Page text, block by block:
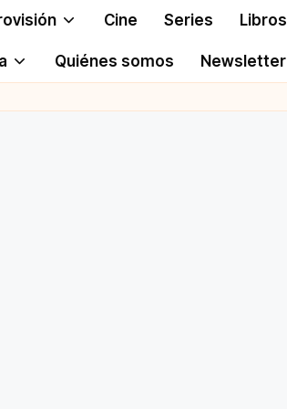
Cine Series Libros
Quiénes somos Newsletter